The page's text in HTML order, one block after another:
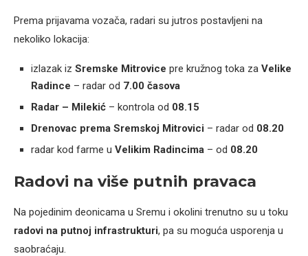
Prema prijavama vozača, radari su jutros postavljeni na
nekoliko lokacija:
izlazak iz Sremske Mitrovice pre kružnog toka za Velike
Radince – radar od 7.00 časova
Radar – Milekić – kontrola od 08.15
Drenovac prema Sremskoj Mitrovici – radar od 08.20
radar kod farme u Velikim Radincima – od 08.20
Radovi na više putnih pravaca
Na pojedinim deonicama u Sremu i okolini trenutno su u toku
radovi na putnoj infrastrukturi, pa su moguća usporenja u
saobraćaju.